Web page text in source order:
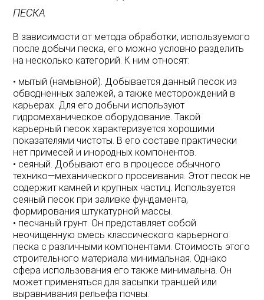
ПЕСКА
В зависимости от метода обработки, используемого
после добычи песка, его можно условно разделить
на несколько категорий. К ним относят:
• мытый (намывной). Добывается данный песок из
обводненных залежей, а также месторождений в
карьерах. Для его добычи используют
гидромеханическое оборудование.Такой
карьерный песок характеризуется хорошими
показателями чистоты. В его составе практически
нет примесей и инородных компонентов.
• сеяный. Добывают его в процессе обычного
технико—механического просеивания. Этот песок не
содержит камней и крупных частиц. Используется
сеяный песок при заливке фундамента,
формирования штукатурной массы.
• песчаный грунт. Он представляет собой
неочищенную смесь классического карьерного
песка с различными компонентами. Стоимость этого
строительного материала минимальная. Однако
сфера использования его также минимальна. Он
может применяться для засыпки траншей или
выравнивания рельефа почвы.